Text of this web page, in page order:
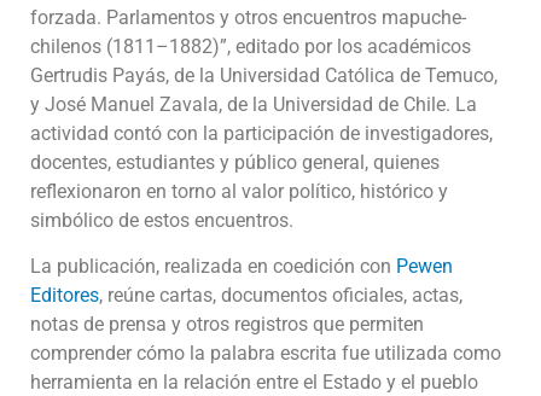
forzada. Parlamentos y otros encuentros mapuche-
chilenos (1811–1882)”, editado por los académicos
Gertrudis Payás, de la Universidad Católica de Temuco,
y José Manuel Zavala, de la Universidad de Chile. La
actividad contó con la participación de investigadores,
docentes, estudiantes y público general, quienes
reflexionaron en torno al valor político, histórico y
simbólico de estos encuentros.
La publicación, realizada en coedición con Pewen
Editores, reúne cartas, documentos oficiales, actas,
notas de prensa y otros registros que permiten
comprender cómo la palabra escrita fue utilizada como
herramienta en la relación entre el Estado y el pueblo